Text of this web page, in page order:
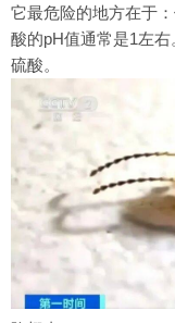
它最危险的地方在于
酸的pH值通常是1左
硫酸。